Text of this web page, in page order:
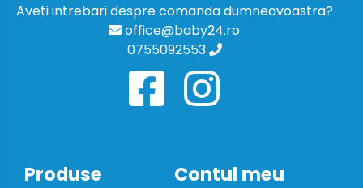
Aveti intrebari despre comanda dumneavoastra?
office@baby24.ro
0755092553
Produse Contul meu